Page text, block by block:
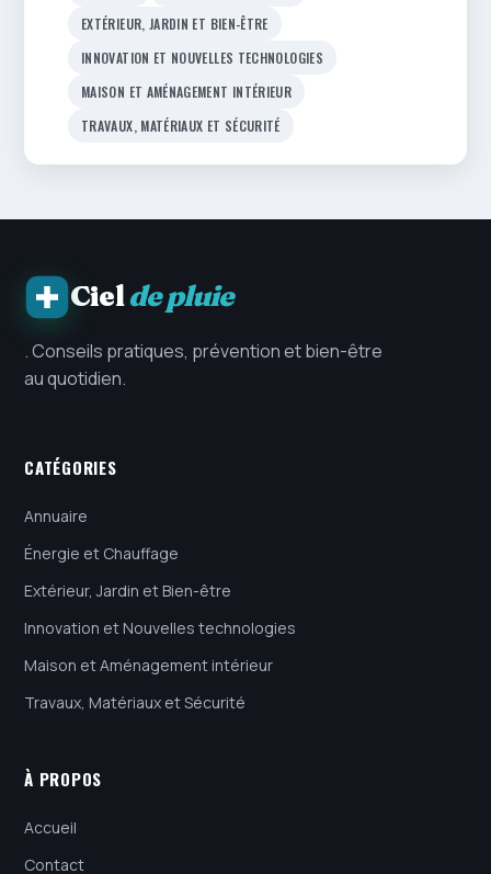
EXTÉRIEUR, JARDIN ET BIEN-ÊTRE
INNOVATION ET NOUVELLES TECHNOLOGIES
MAISON ET AMÉNAGEMENT INTÉRIEUR
TRAVAUX, MATÉRIAUX ET SÉCURITÉ
Cielde pluie
. Conseils pratiques, prévention et bien-être
au quotidien.
CATÉGORIES
Annuaire
Énergie et Chauffage
Extérieur, Jardin et Bien-être
Innovation et Nouvelles technologies
Maison et Aménagement intérieur
Travaux, Matériaux et Sécurité
À PROPOS
Accueil
Contact